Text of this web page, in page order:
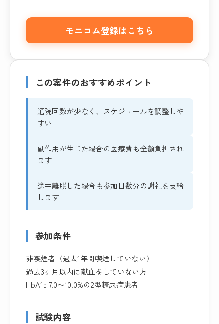
モニコム登録はこちら
この案件のおすすめポイント
通院回数が少なく、スケジュールを調整しや
すい
副作用が生じた場合の医療費も全額負担され
ます
途中離脱した場合も参加日数分の謝礼を支給
します
参加条件
非喫煙者（過去1年間喫煙していない）
過去3ヶ月以内に献血をしていない方
HbA1c 7.0〜10.0%の2型糖尿病患者
試験内容